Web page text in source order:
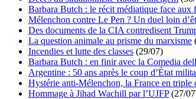
Barbara Butch : le récit médiatique face aux
Mélenchon contre Le Pen ? Un duel loin
Des documents de la CIA contredisent
La question animale au prisme du marxisme
Incendies et lutte des classes (29/07)
Barbara Butch : en finir avec la Comedia
Argentine : 50 ans après le coup d’État
Hystérie anti-Mélenchon, la France en triple
Hommage à Jihad Wachill par l’UJFP(27/